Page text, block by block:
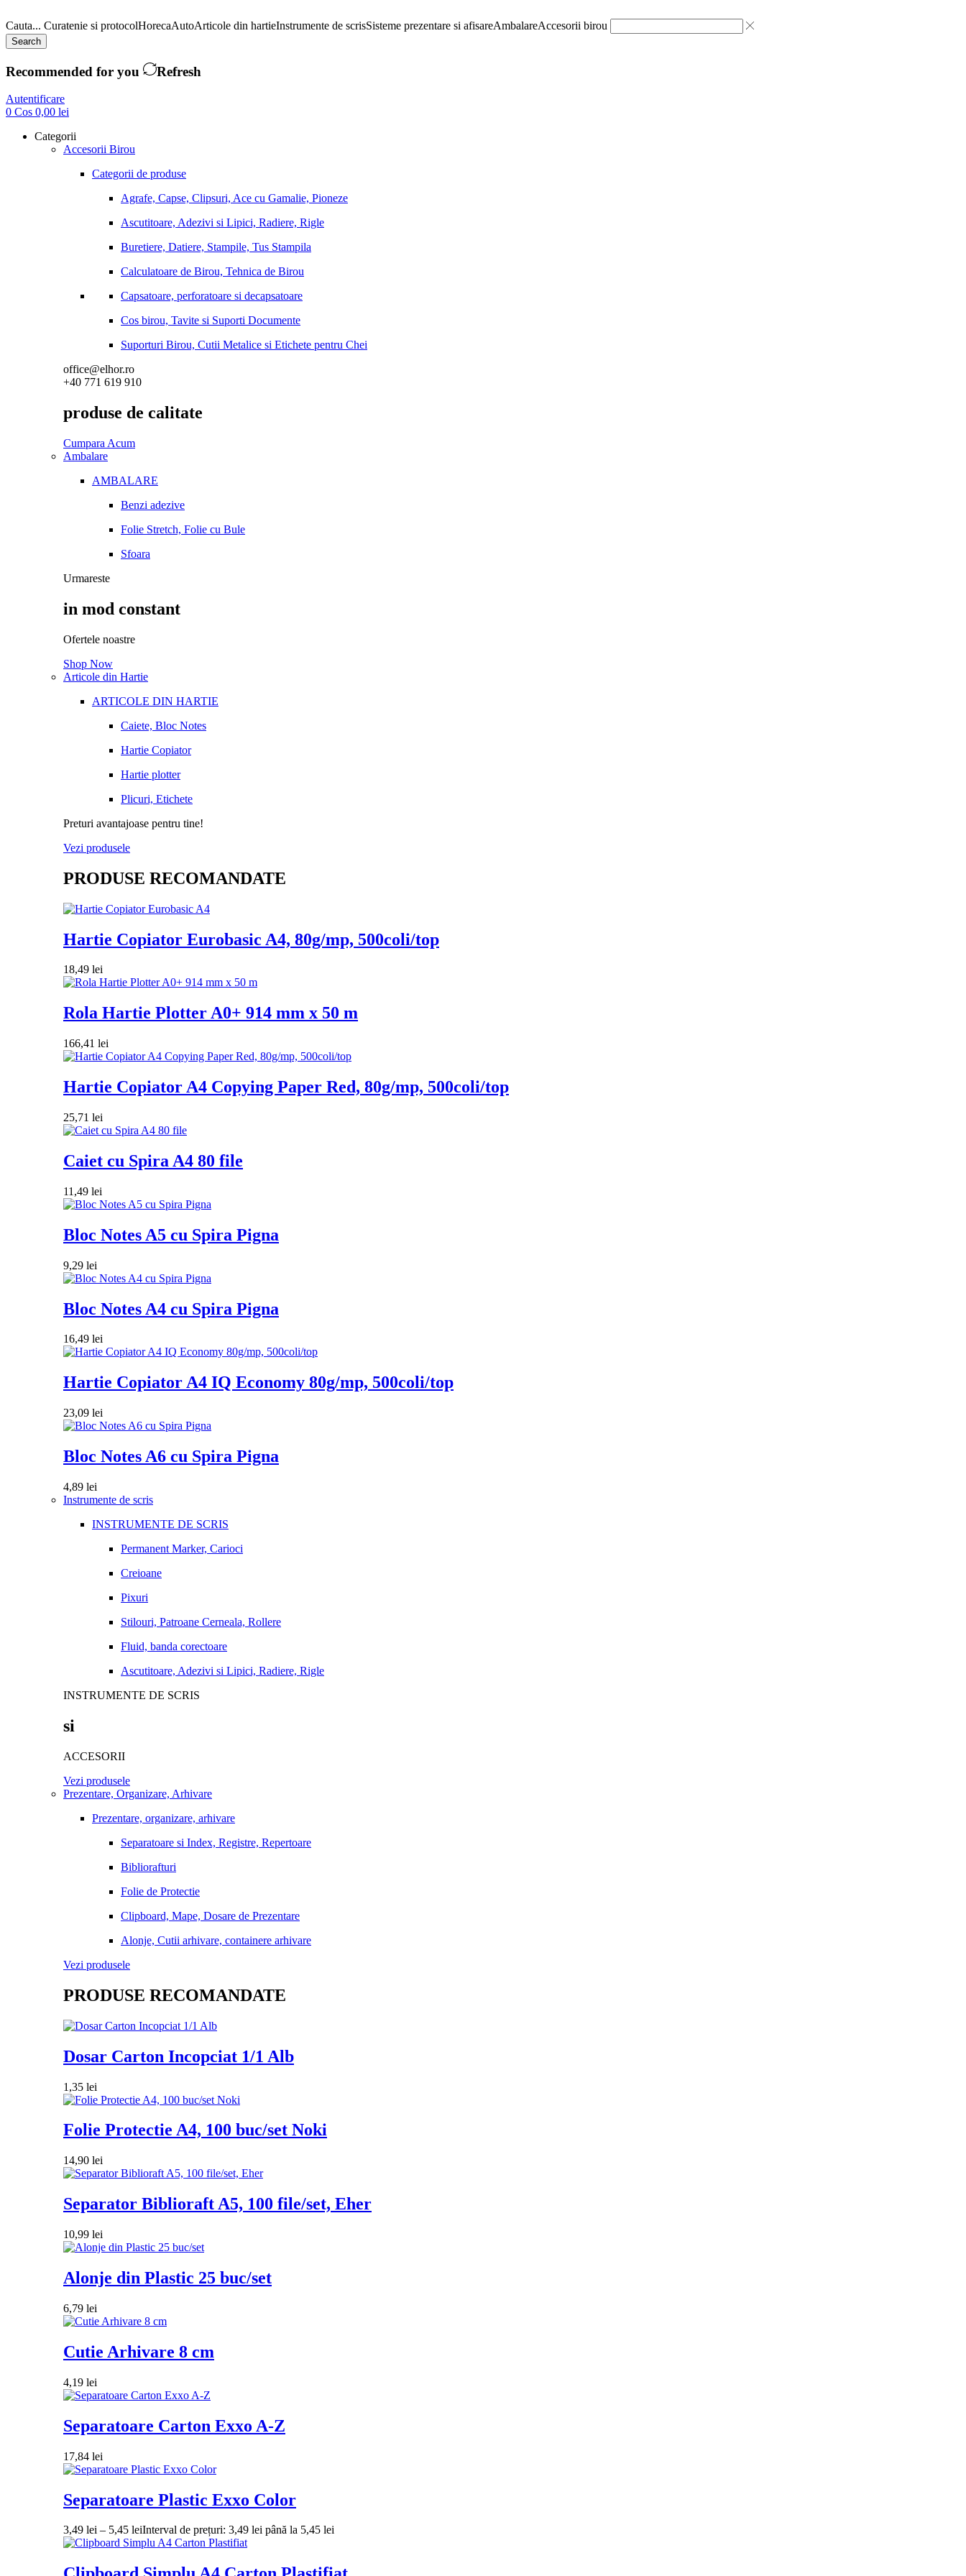
Cauta... Curatenie si protocolHorecaAutoArticole din hartieInstrumente de scrisSisteme prezentare si afisareAmbalareAccesorii birou
Search
Recommended for you Refresh
Autentificare
0 Cos 0,00 lei
Categorii
Accesorii Birou
Categorii de produse
Agrafe, Capse, Clipsuri, Ace cu Gamalie, Pioneze
Ascutitoare, Adezivi si Lipici, Radiere, Rigle
Buretiere, Datiere, Stampile, Tus Stampila
Calculatoare de Birou, Tehnica de Birou
Capsatoare, perforatoare si decapsatoare
Cos birou, Tavite si Suporti Documente
Suporturi Birou, Cutii Metalice si Etichete pentru Chei
office@elhor.ro
+40 771 619 910
produse de calitate
Cumpara Acum
Ambalare
AMBALARE
Benzi adezive
Folie Stretch, Folie cu Bule
Sfoara
Urmareste
in mod constant
Ofertele noastre
Shop Now
Articole din Hartie
ARTICOLE DIN HARTIE
Caiete, Bloc Notes
Hartie Copiator
Hartie plotter
Plicuri, Etichete
Preturi avantajoase pentru tine!
Vezi produsele
PRODUSE RECOMANDATE
Hartie Copiator Eurobasic A4, 80g/mp, 500coli/top
18,49 lei
Rola Hartie Plotter A0+ 914 mm x 50 m
166,41 lei
Hartie Copiator A4 Copying Paper Red, 80g/mp, 500coli/top
25,71 lei
Caiet cu Spira A4 80 file
11,49 lei
Bloc Notes A5 cu Spira Pigna
9,29 lei
Bloc Notes A4 cu Spira Pigna
16,49 lei
Hartie Copiator A4 IQ Economy 80g/mp, 500coli/top
23,09 lei
Bloc Notes A6 cu Spira Pigna
4,89 lei
Instrumente de scris
INSTRUMENTE DE SCRIS
Permanent Marker, Carioci
Creioane
Pixuri
Stilouri, Patroane Cerneala, Rollere
Fluid, banda corectoare
Ascutitoare, Adezivi si Lipici, Radiere, Rigle
INSTRUMENTE DE SCRIS
si
ACCESORII
Vezi produsele
Prezentare, Organizare, Arhivare
Prezentare, organizare, arhivare
Separatoare si Index, Registre, Repertoare
Bibliorafturi
Folie de Protectie
Clipboard, Mape, Dosare de Prezentare
Alonje, Cutii arhivare, containere arhivare
Vezi produsele
PRODUSE RECOMANDATE
Dosar Carton Incopciat 1/1 Alb
1,35 lei
Folie Protectie A4, 100 buc/set Noki
14,90 lei
Separator Biblioraft A5, 100 file/set, Eher
10,99 lei
Alonje din Plastic 25 buc/set
6,79 lei
Cutie Arhivare 8 cm
4,19 lei
Separatoare Carton Exxo A-Z
17,84 lei
Separatoare Plastic Exxo Color
3,49 lei – 5,45 leiInterval de prețuri: 3,49 lei până la 5,45 lei